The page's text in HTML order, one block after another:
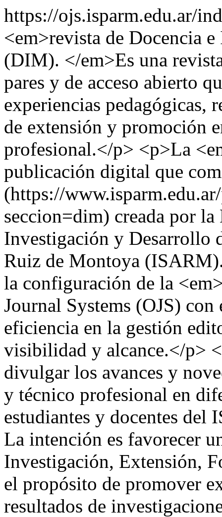
https://ojs.isparm.edu.ar/
<em>revista de Docencia
(DIM). </em>Es una
pares y de acceso abierto
experiencias pedagógicas,
de extensión y promoción
profesional.</p> <p>La
publicación digital que
(https://
seccion=dim) creada por
Investigación y Desarrollo
Ruiz de Montoya
la configuración de la
Journal Systems (OJS)
eficiencia en la gestión
visibilidad y alcance.</p>
divulgar los avances y
y técnico profesional en
estudiantes y docentes
La intención es favorecer
Investigación, Extensión,
el propósito de promover
resultados de